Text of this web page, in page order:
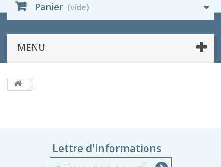
Panier (vide)
MENU
Lettre d'informations